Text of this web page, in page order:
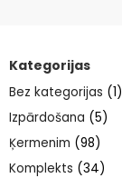
Kategorijas
Bez kategorijas (1)
Izpārdošana (5)
Ķermenim (98)
Komplekts (34)